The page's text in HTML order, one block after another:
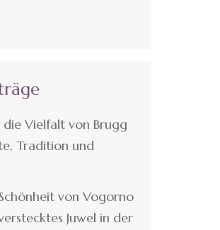
die Vielfalt von Brugg
Tradition und
von Vogorno
Juwel in der